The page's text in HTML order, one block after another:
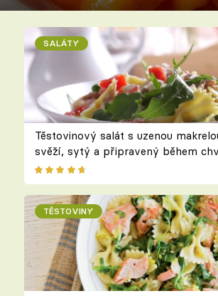
SALÁTY
Těstovinový salát s uzenou
svěží, sytý a připravený během
TĚSTOVINY